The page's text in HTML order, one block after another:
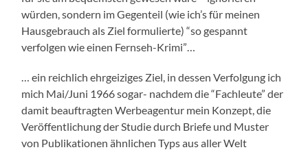
würden, sondern im Gegenteil (wie ich’s für meinen
Hausgebrauch als Ziel formulierte) “so gespannt
verfolgen wie einen Fernseh-Krimi”…
… ein reichlich ehrgeiziges Ziel, in dessen Verfolgung ich
mich Mai/Juni 1966 sogar- nachdem die “Fachleute” der
damit beauftragten Werbeagentur mein Konzept, die
Veröffentlichung der Studie durch Briefe und Muster
von Publikationen ähnlichen Typs aus aller Welt